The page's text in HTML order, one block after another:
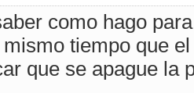
como hago
tiempo que
que se apague la